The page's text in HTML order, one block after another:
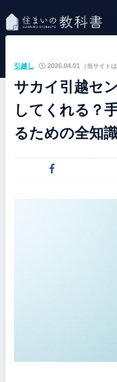
（当サイト
引越し 2026.04.01
サカイ引越セ
してくれる？
るための全知